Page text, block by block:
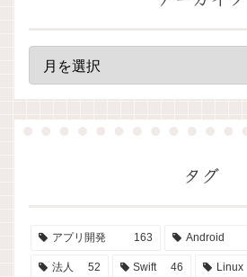
タグ
アプリ開発 163 Android
法人 52 Swift 46 Linux